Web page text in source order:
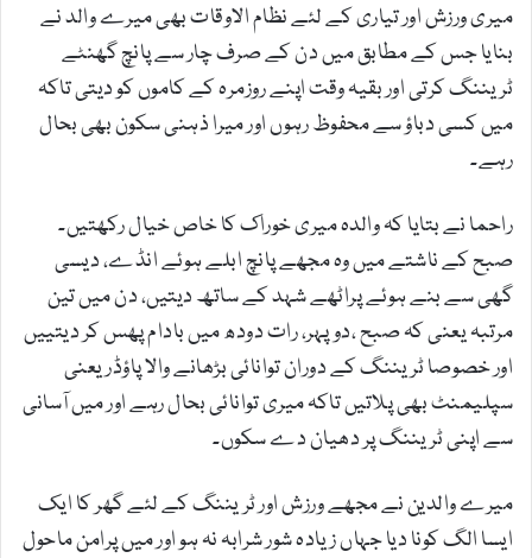
میری ورزش اور تیاری کے لئے نظام الاوقات بھی میرے والد نے
بنایا جس کے مطابق میں دن کے صرف چار سے پانچ گھنٹے
ٹریننگ کرتی اور بقیہ وقت اپنے روزمرہ کے کاموں کو دیتی تاکہ
میں کسی دباؤ سے محفوظ رہوں اور میرا ذہنی سکون بھی بحال
رہے۔
راحما نے بتایا کہ والدہ میری خوراک کا خاص خیال رکھتیں۔
صبح کے ناشتے میں وہ مجھے پانچ ابلے ہوئے انڈے، دیسی
گھی سے بنے ہوئے پراٹھے شہد کے ساتھ دیتیں، دن میں تین
مرتبہ یعنی کہ صبح ،دوپہر، رات دودھ میں بادام پھس کر دیتییں
اور خصوصا ٹریننگ کے دوران توانائی بڑھانے والا پاؤڈر یعنی
سپلیمنٹ بھی پلاتیں تاکہ میری توانائی بحال رہے اور میں آسانی
سے اپنی ٹریننگ پر دھیان دے سکوں۔
میرے والدین نے مجھے ورزش اور ٹریننگ کے لئے گھر کا ایک
ایسا الگ کونا دیا جہاں زیادہ شور شرابہ نہ ہو اور میں پرامن ماحول